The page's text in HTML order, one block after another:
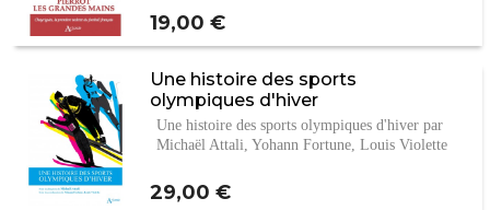
Prix
19,00 €
Une histoire des sports
olympiques d'hiver
Une histoire des sports olympiques d'hiver par
Michaël Attali, Yohann Fortune, Louis Violette
Prix
29,00 €